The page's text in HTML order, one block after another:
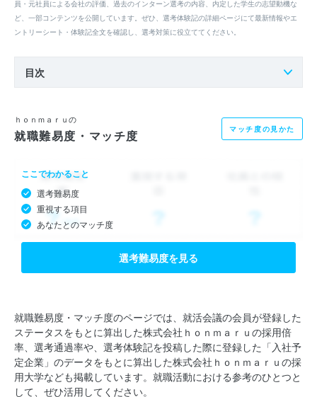
員・元社員による会社の評価、過去のインターン選考の内容、内定した学生の志望動機な
ど、一部コンテンツを公開しています。ぜひ、選考体験記の詳細ページにて最新情報やエ
ントリーシート・体験記全文を確認し、選考対策に役立ててください。
目次
ｈｏｎｍａｒｕの
就職難易度・マッチ度 マッチ度の見かた
ここでわかること
選考難易度
重視する項目
あなたとのマッチ度
選考難易度を見る
就職難易度・マッチ度のページでは、就活会議の会員が登録した
ステータスをもとに算出した株式会社ｈｏｎｍａｒｕの採用倍
率、選考通過率や、選考体験記を投稿した際に登録した「入社予
定企業」のデータをもとに算出した株式会社ｈｏｎｍａｒｕの採
用大学なども掲載しています。就職活動における参考のひとつと
して、ぜひ活用してください。